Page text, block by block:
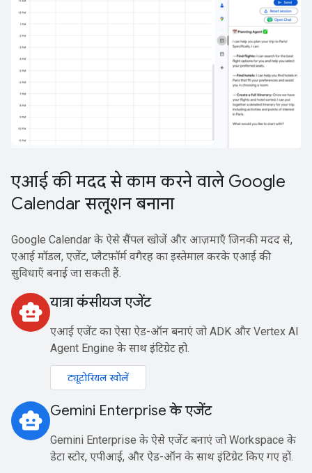
एआई की मदद से काम करने वाले Google
Calendar सलूशन बनाना
Google Calendar के ऐसे सैंपल खोजें और आज़माएँ जिनकी मदद से,
एआई मॉडल, एजेंट, प्लैटफ़ॉर्म वगैरह का इस्तेमाल करके एआई की
सुविधाएँ बनाई जा सकती हैं.
smart_toy यात्रा कंसीयज एजेंट
एआई एजेंट का ऐसा ऐड-ऑन बनाएं जो ADK और Vertex AI
Agent Engine के साथ इंटिग्रेट हो.
ट्यूटोरियल खोलें
smart_toy Gemini Enterprise के एजेंट
Gemini Enterprise के ऐसे एजेंट बनाएं जो Workspace के
डेटा स्टोर, एपीआई, और ऐड-ऑन के साथ इंटिग्रेट किए गए हों.